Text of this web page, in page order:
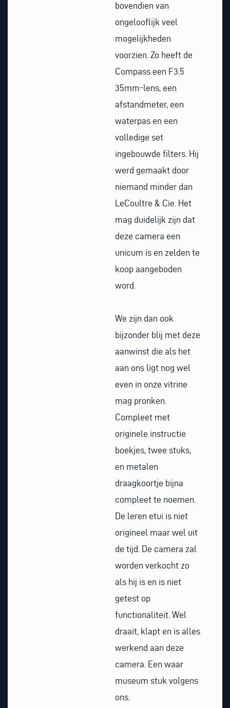
bovendien van
ongelooflijk veel
mogelijkheden
voorzien. Zo heeft de
Compass een F3.5
35mm-lens, een
afstandmeter, een
waterpas en een
volledige set
ingebouwde filters. Hij
werd gemaakt door
niemand minder dan
LeCoultre & Cie. Het
mag duidelijk zijn dat
deze camera een
unicum is en zelden te
koop aangeboden
word.
We zijn dan ook
bijzonder blij met deze
aanwinst die als het
aan ons ligt nog wel
even in onze vitrine
mag pronken.
Compleet met
originele instructie
boekjes, twee stuks,
en metalen
draagkoortje bijna
compleet te noemen.
De leren etui is niet
origineel maar wel uit
de tijd. De camera zal
worden verkocht zo
als hij is en is niet
getest op
functionaliteit. Wel
draait, klapt en is alles
werkend aan deze
camera. Een waar
museum stuk volgens
ons.